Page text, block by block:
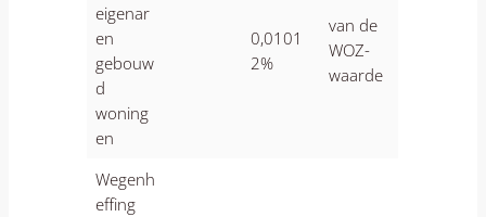
eigenar
en
gebouw
d
woning
en
0,0101
2%
van de
WOZ-
waarde
Wegenh
effing